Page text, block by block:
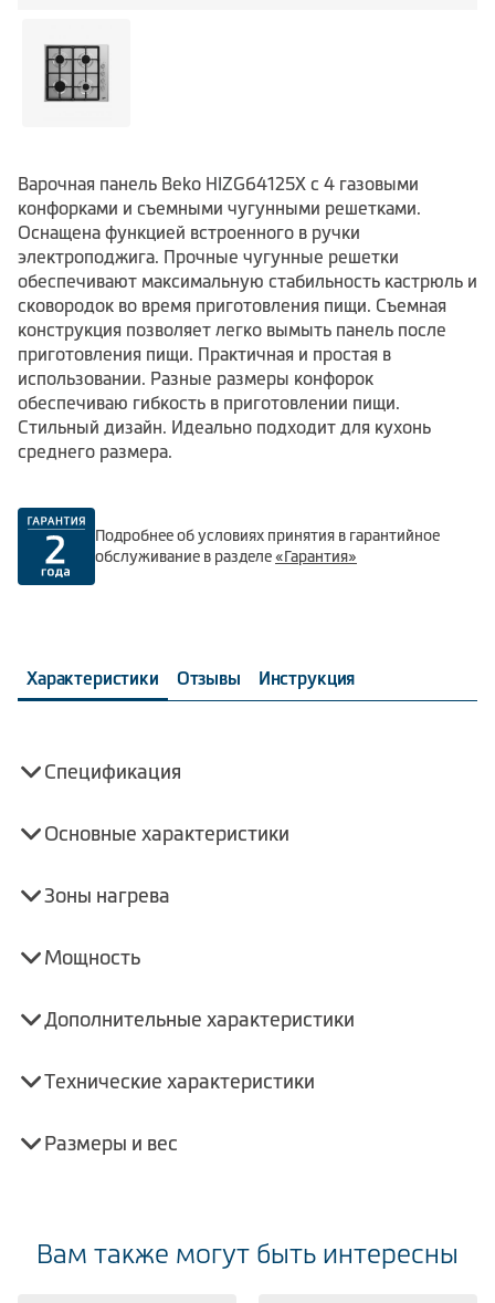
Варочная панель Beko HIZG64125X с 4 газовыми
конфорками и съемными чугунными решетками.
Оснащена функцией встроенного в ручки
электроподжига. Прочные чугунные решетки
обеспечивают максимальную стабильность кастрюль и
сковородок во время приготовления пищи. Съемная
конструкция позволяет легко вымыть панель после
приготовления пищи. Практичная и простая в
использовании. Разные размеры конфорок
обеспечиваю гибкость в приготовлении пищи.
Стильный дизайн. Идеально подходит для кухонь
среднего размера.
Подробнее об условиях принятия в гарантийное
обслуживание в разделе«Гарантия»
Характеристики Отзывы Инструкция
Спецификация
Основные характеристики
Зоны нагрева
Мощность
Дополнительные характеристики
Технические характеристики
Размеры и вес
Вам также могут быть интересны